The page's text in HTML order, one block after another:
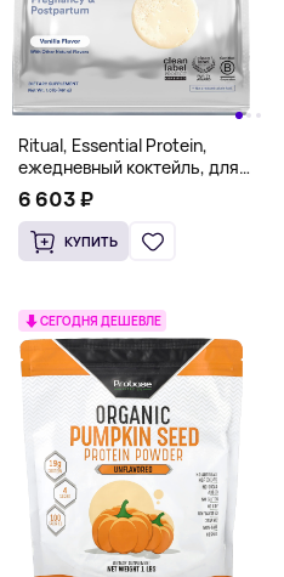
Ritual, Essential Protein,
ежедневный коктейль, для
беременности и
послеродового периода,
ваниль, 461 г (1 фунт)
6 603 ₽
КУПИТЬ
СЕГОДНЯ ДЕШЕВЛЕ